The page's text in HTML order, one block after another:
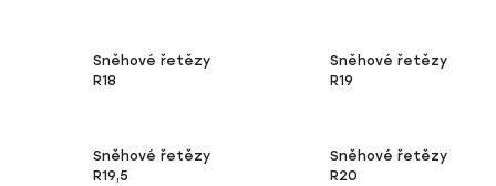
Sněhové řetězy
R18
Sněhové řetězy
R19
Sněhové řetězy
R19,5
Sněhové řetězy
R20